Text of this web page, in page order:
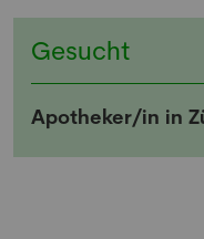
Gesucht
Apotheker/in in